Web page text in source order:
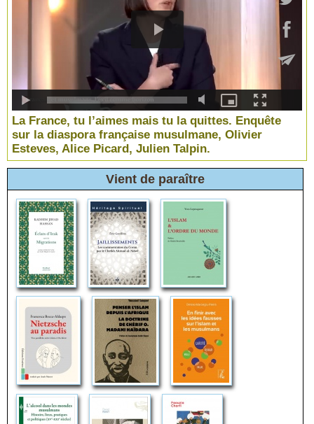
La France, tu l’aimes mais tu la quittes. Enquête
sur la diaspora française musulmane, Olivier
Esteves, Alice Picard, Julien Talpin.
Vient de paraître